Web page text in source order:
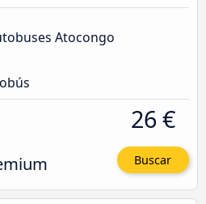
Atocongo
26 €
Buscar